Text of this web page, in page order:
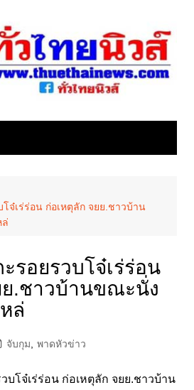
โจ๋เร่ร่อน ก่อเหตุลัก จยย.ชาวบ้าน
ล่
รอยรวบโจ๋เร่ร่อน
ย.ชาวบ้านขณะนั่ง
ล่
จับกุม พาดหัวข่าว